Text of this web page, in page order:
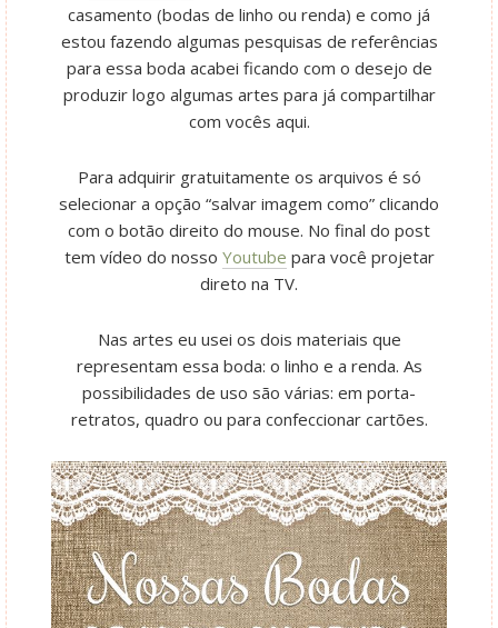
casamento (bodas de linho ou renda) e como já
estou fazendo algumas pesquisas de referências
para essa boda acabei ficando com o desejo de
produzir logo algumas artes para já compartilhar
com vocês aqui.
Para adquirir gratuitamente os arquivos é só
selecionar a opção “salvar imagem como” clicando
com o botão direito do mouse. No final do post
tem vídeo do nosso Youtube para você projetar
direto na TV.
Nas artes eu usei os dois materiais que
representam essa boda: o linho e a renda. As
possibilidades de uso são várias: em porta-
retratos, quadro ou para confeccionar cartões.